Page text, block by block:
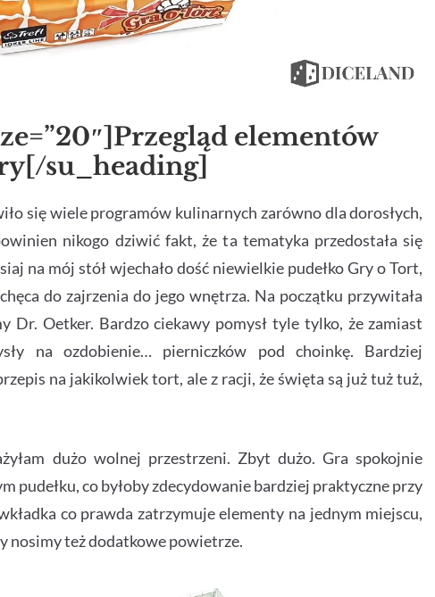
elementów
su_heading]
się wiele programów kulinarnych zarówno dla dorosłych,
nikogo dziwić fakt, że ta tematyka przedostała się
na mój stół wjechało dość niewielkie pudełko Gry o Tort,
do zajrzenia do jego wnętrza. Na początku przywitała
Dr. Oetker. Bardzo ciekawy pomysł tyle tylko, że zamiast
na ozdobienie… pierniczków pod choinkę. Bardziej
na jakikolwiek tort, ale z racji, że święta są już tuż tuż,
dużo wolnej przestrzeni. Zbyt dużo. Gra spokojnie
pudełku, co byłoby zdecydowanie bardziej praktyczne przy
co prawda zatrzymuje elementy na jednym miejscu,
nosimy też dodatkowe powietrze.